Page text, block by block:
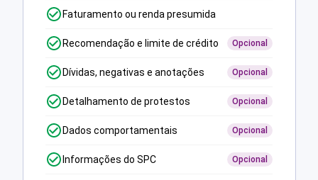
Faturamento ou renda presumida
Recomendação e limite de crédito Opcional
Dívidas, negativas e anotações Opcional
Detalhamento de protestos Opcional
Dados comportamentais Opcional
Informações do SPC Opcional